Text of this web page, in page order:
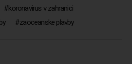
koronavirus v zahranici
zaoceanske plavby